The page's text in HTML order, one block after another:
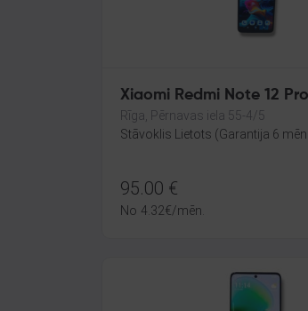
Xiaomi Redmi Note 12
Rīga, Pērnavas iela 55-4/5
Stāvoklis Lietots (Garantija 6
95.00 €
No 4.32€/mēn.